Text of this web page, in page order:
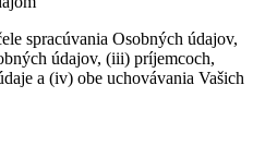
spracúvania Osobných údajov,
údajov, (iii) príjemcoch,
a (iv) obe uchovávania Vašich